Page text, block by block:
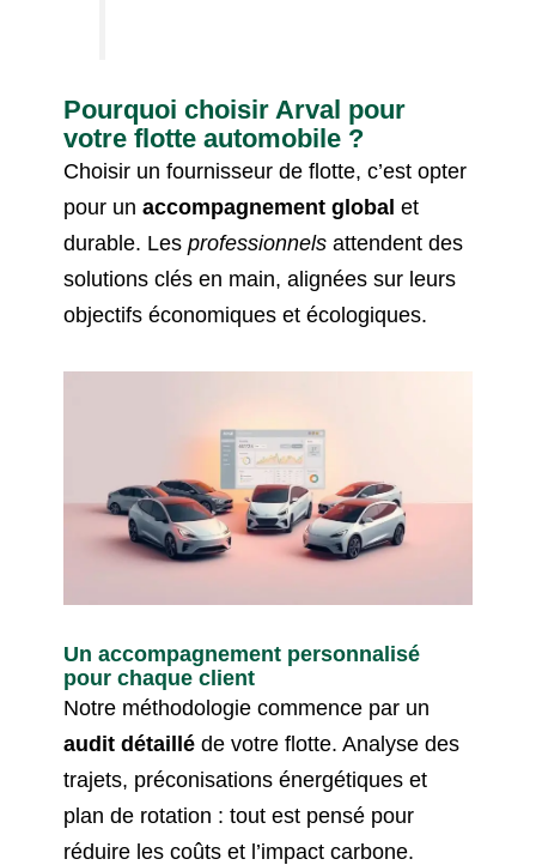
Pourquoi choisir Arval pour
votre flotte automobile ?
Choisir un fournisseur de flotte, c’est opter
pour unaccompagnement global et
durable. Lesprofessionnels attendent des
solutions clés en main, alignées sur leurs
objectifs économiques et écologiques.
Un accompagnement personnalisé
pour chaque client
Notre méthodologie commence par un
audit détaillé de votre flotte. Analyse des
trajets, préconisations énergétiques et
plan de rotation : tout est pensé pour
réduire les coûts et l’impact carbone.